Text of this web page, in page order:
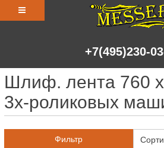
+7(495)230-
Шлиф. лента 760
3х-роликовых
Фильтр